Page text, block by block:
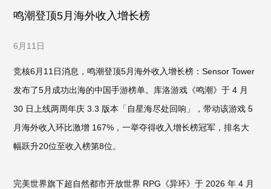
鸣潮登顶5月海外收入增长榜
6月11日
竞核6月11日消息，鸣潮登顶5月海外收入增长榜：Sensor Tower
发布了5月成功出海的中国手游榜单。库洛游戏《鸣潮》于 4 月
30 日上线两周年庆 3.3 版本「自星海尽处回响」，带动该游戏 5
月海外收入环比激增 167%，一举夺得收入增长榜冠军，排名大
幅跃升20位至收入榜第8位。
完美世界旗下超自然都市开放世界 RPG《异环》于 2026 年 4 月